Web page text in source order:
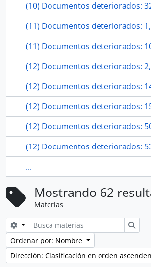
...
Mostrando 62
Materias
Search options
Ordenar por: Nombre
Dirección: Clasificación en orden